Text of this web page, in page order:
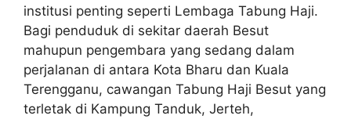
institusi penting seperti Lembaga Tabung Haji.
Bagi penduduk di sekitar daerah Besut
mahupun pengembara yang sedang dalam
perjalanan di antara Kota Bharu dan Kuala
Terengganu, cawangan Tabung Haji Besut yang
terletak di Kampung Tanduk, Jerteh,